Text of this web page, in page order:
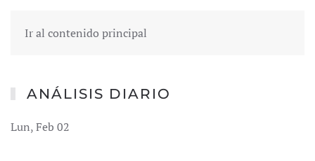
Ir al contenido principal
ANÁLISIS DIARIO
Lun, Feb 02